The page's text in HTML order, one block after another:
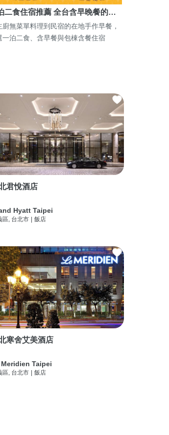
二食住宿推薦 全台含早晚餐的…
廚無菜單料理到民宿的在地手作早餐，
一泊二食、含早餐與包棟含餐住宿
君悅酒店
Hyatt Taipei
區, 台北市 飯店
寒舍艾美酒店
Meridien Taipei
區, 台北市 | 飯店